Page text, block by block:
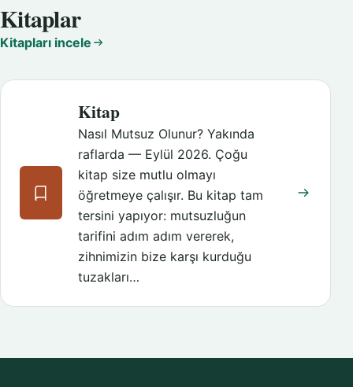
Kitaplar
Kitapları incele
Kitap
Nasıl Mutsuz Olunur? Yakında
raflarda — Eylül 2026. Çoğu
kitap size mutlu olmayı
öğretmeye çalışır. Bu kitap tam
tersini yapıyor: mutsuzluğun
tarifini adım adım vererek,
zihnimizin bize karşı kurduğu
tuzakları…